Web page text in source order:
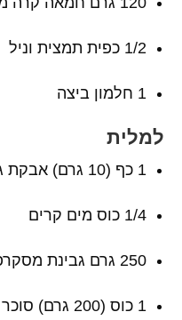
1/2 כפית תמצית וניל
1 חלמון ביצה
למלית
1 כף (10 גרם) אבקת ג׳לטין
1/4 כוס מים קרים
250 גרם גבינת מסקרפונה בטמפרטורת החדר
1 כוס (200 גרם) סוכר